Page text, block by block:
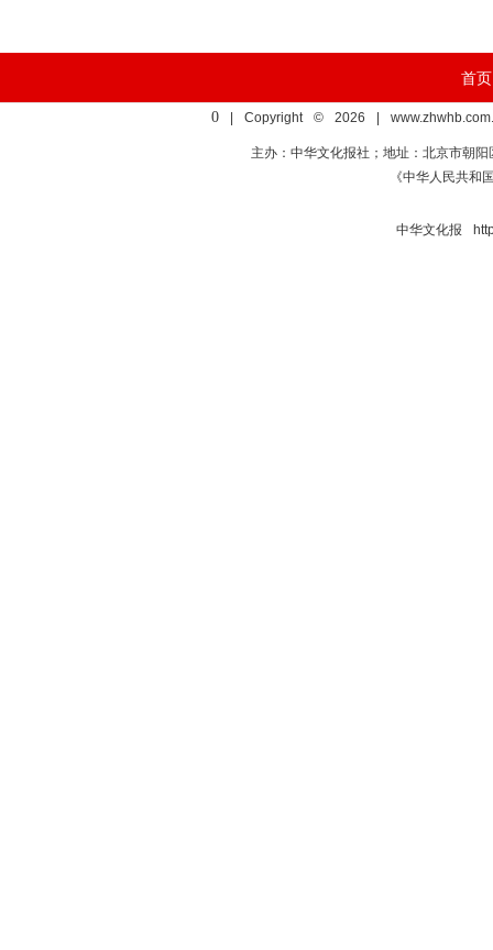
首页
0| Copyright © 2026 |
主办：中华文化报社；地址：北京市朝
《中华人民共
中华文化报